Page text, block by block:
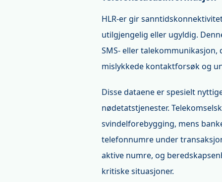
HLR-er gir
utilgjengelig eller ugyldig.
SMS- eller
mislykkede kontaktforsøk og
Disse dataene er spesielt
nødetatstjenester.
svindelforebygging, mens
telefonnumre under
aktive numre, og
kritiske situasjoner.